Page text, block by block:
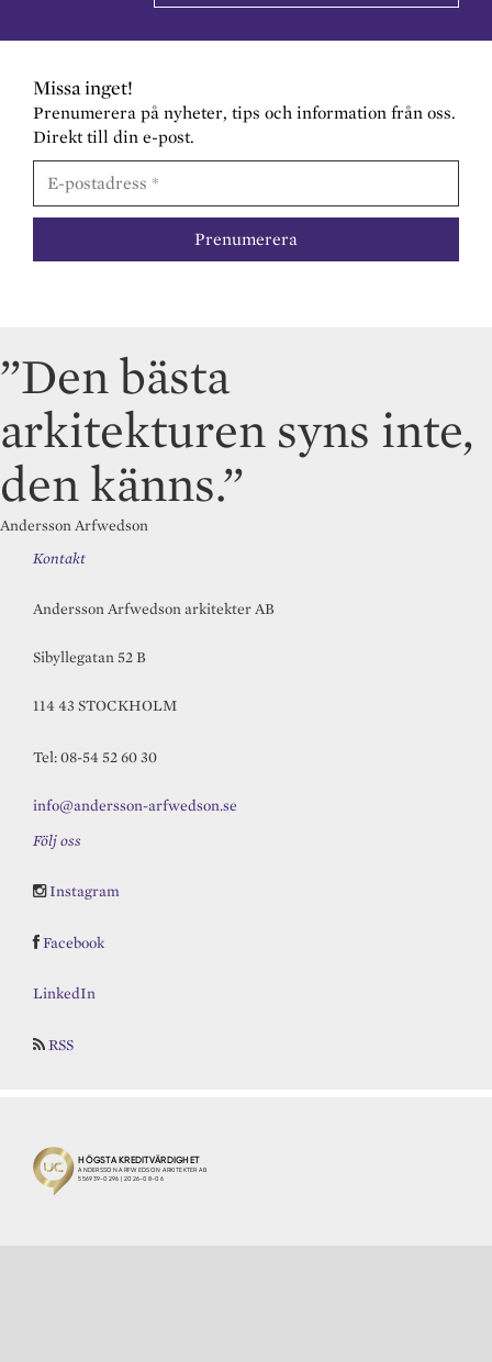
Missa inget!
Prenumerera på nyheter, tips och information från oss.
Direkt till din e-post.
”Den bästa
arkitekturen syns inte,
den känns.”
Andersson Arfwedson
Kontakt
Andersson Arfwedson arkitekter AB
Sibyllegatan 52 B
114 43 STOCKHOLM
Tel: 08-54 52 60 30
info@andersson-arfwedson.se
Följ oss
Instagram
Facebook
LinkedIn
RSS